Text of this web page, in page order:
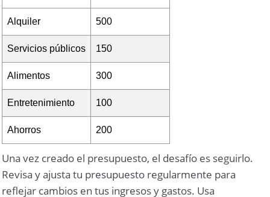
Alquiler 500
Servicios públicos 150
Alimentos 300
Entretenimiento 100
Ahorros 200
Una vez creado el presupuesto, el desafío es seguirlo.
Revisa y ajusta tu presupuesto regularmente para
reflejar cambios en tus ingresos y gastos. Usa